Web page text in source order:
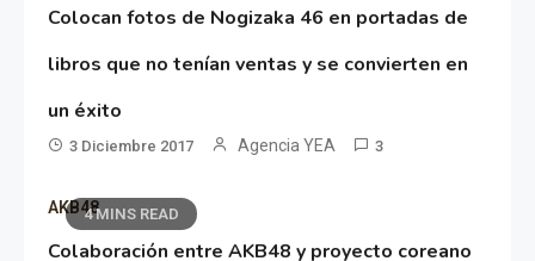
Colocan fotos de Nogizaka 46 en portadas de
libros que no tenían ventas y se convierten en
un éxito
3 Diciembre 2017 Agencia YEA 3
4 MINS READ
AKB48
Colaboración entre AKB48 y proyecto coreano